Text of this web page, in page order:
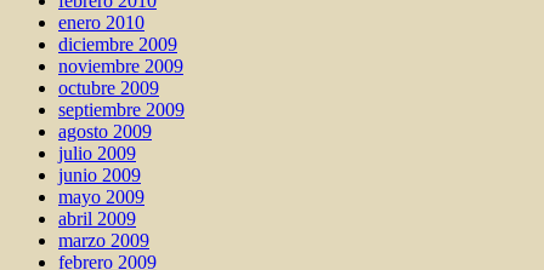
enero 2010
diciembre 2009
noviembre 2009
octubre 2009
septiembre 2009
agosto 2009
julio 2009
junio 2009
mayo 2009
abril 2009
marzo 2009
febrero 2009